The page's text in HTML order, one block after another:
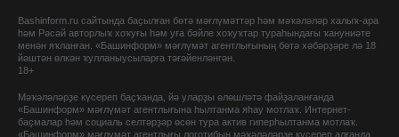
Bashinform.ru сайтында баҫылған бөтә мәғлүмәттәр һәм мәҡәләләр халыҡ-ара
һәм Рәсәй авторлыҡ хоҡуғы һәм уға бәйле хоҡуҡтар тураһындағы ҡануниәте
менән яҡланған. «Башинформ» мәғлүмәт агентлығының бөтә хәбәрҙәре лә 18
йәштән өлкән ҡулланыусыларға тәғәйенләнгән.
18+
Мәҡәләләрҙе күсереп баҫҡанда, йә уларҙы өлөшләтә файҙаланғанда
«Башинформ» мәғлүмәт агентлығына һылтанма яһау мотлаҡ. Интернет-
баҫмалар һәм социаль селтәрҙәр өсөн тура актив гиперһылтанма мотлаҡ.
«Башинформ» мәғлүмәт агентлығы логотибын мәҡәләләрҙе күсереп алғанда